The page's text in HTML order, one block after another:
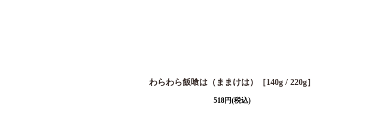
わらわら飯喰は（ままけは）［140g / 220g］
518円(税込)